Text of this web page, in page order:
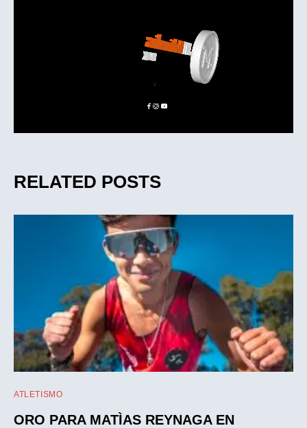
RELATED POSTS
ATLETISMO
ORO PARA MATÌAS REYNAGA EN